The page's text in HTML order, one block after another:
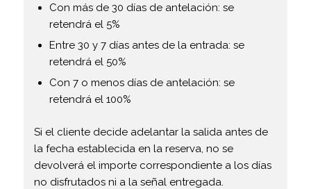
Con más de 30 días de antelación: se
retendrá el 5%
Entre 30 y 7 días antes de la entrada: se
retendrá el 50%
Con 7 o menos días de antelación: se
retendrá el 100%
Si el cliente decide adelantar la salida antes de
la fecha establecida en la reserva, no se
devolverá el importe correspondiente a los días
no disfrutados ni a la señal entregada.